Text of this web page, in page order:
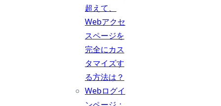
超えて、
Webアクセ
スページを
完全にカス
タマイズす
る方法は？
Webログイ